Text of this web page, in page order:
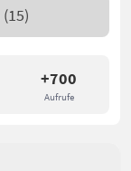
+700
Aufrufe
(15)